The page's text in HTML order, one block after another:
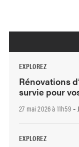
EXPLOREZ
Rénovations
survie pour
27 mai 2026 à 11h59-
EXPLOREZ